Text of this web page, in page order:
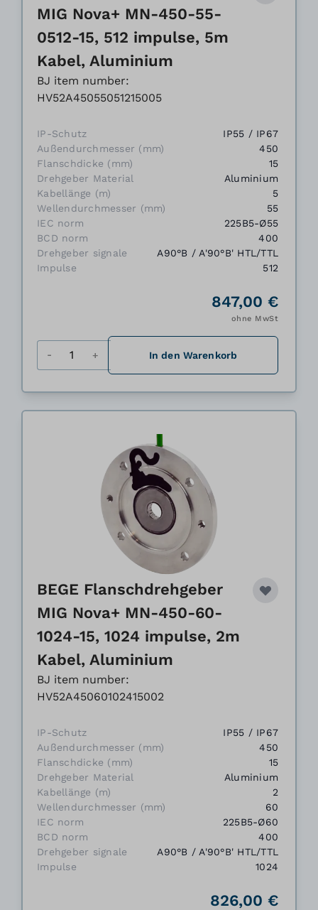
MIG Nova+ MN-450-55-
0512-15, 512 impulse, 5m
Kabel, Aluminium
BJ item number:
HV52A45055051215005
IP-Schutz
IP55 / IP67
Außendurchmesser (mm)
450
Flanschdicke (mm)
15
Drehgeber Material
Aluminium
Kabellänge (m)
5
Wellendurchmesser (mm)
55
IEC norm
225B5-Ø55
BCD norm
400
Drehgeber signale
A90°B / A'90°B' HTL/TTL
Impulse
512
847,00 €
ohne MwSt
In den Warenkorb
BEGE Flanschdrehgeber
MIG Nova+ MN-450-60-
1024-15, 1024 impulse, 2m
Kabel, Aluminium
BJ item number:
HV52A45060102415002
IP-Schutz
IP55 / IP67
Außendurchmesser (mm)
450
Flanschdicke (mm)
15
Drehgeber Material
Aluminium
Kabellänge (m)
2
Wellendurchmesser (mm)
60
IEC norm
225B5-Ø60
BCD norm
400
Drehgeber signale
A90°B / A'90°B' HTL/TTL
Impulse
1024
826,00 €